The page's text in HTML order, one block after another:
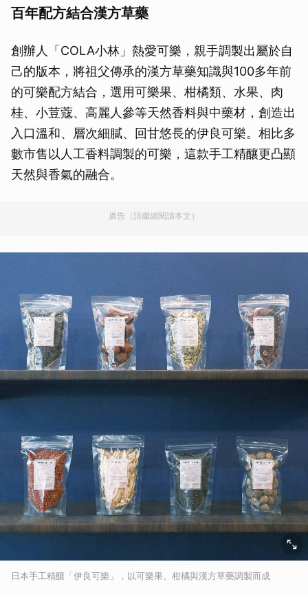
百年配方結合漢方草藥
創辦人「COLA小林」熱愛可樂，親手調製出屬於自
己的版本，將祖父傳承的漢方草藥知識與100多年前
的可樂配方結合，選用可樂果、柑橘類、水果、肉
桂、小荳蔻、高麗人參等天然香料與中藥材，創造出
入口溫和、層次細膩、回甘悠長的伊良可樂。相比多
數市售以人工香料調製的可樂，這款手工精釀更凸顯
天然與香氣的融合。
廣告（請繼續閱讀本文）
日本手工精釀「伊良可樂」，以可樂果、柑橘與漢方草藥調製而成